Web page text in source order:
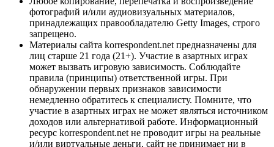
фотографий и/или аудиовизуальных материалов,
принадлежащих правообладателю Getty Images, строго
запрещено.
Материалы сайта korrespondent.net предназначены для
лиц старше 21 года (21+). Участие в азартных играх
может вызвать игровую зависимость. Соблюдайте
правила (принципы) ответственной игры. При
обнаружении первых признаков зависимости
немедленно обратитесь к специалисту. Помните, что
участие в азартных играх не может являться источником
доходов или альтернативой работе. Информационный
ресурс korrespondent.net не проводит игры на реальные
и/или виртуальные деньги, сайт не принимает ни в